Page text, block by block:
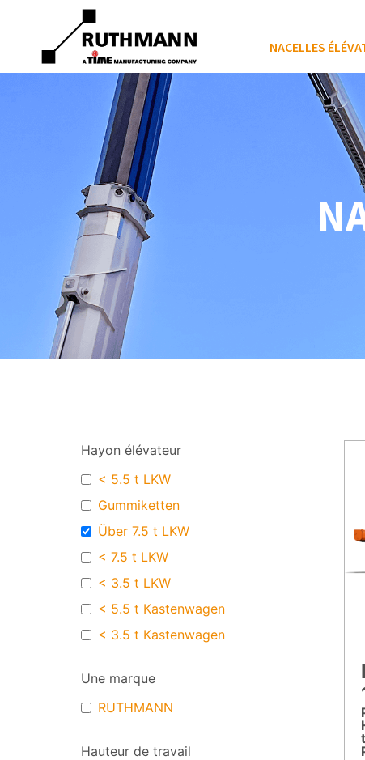
NACELLES
Hayon élévateur
< 5.5 t LKW
Gummiketten
Über 7.5 t LKW
< 7.5 t LKW
< 3.5 t LKW
< 5.5 t Kastenwagen
< 3.5 t Kastenwagen
Une marque
RUTHMANN
Hauteur de travail